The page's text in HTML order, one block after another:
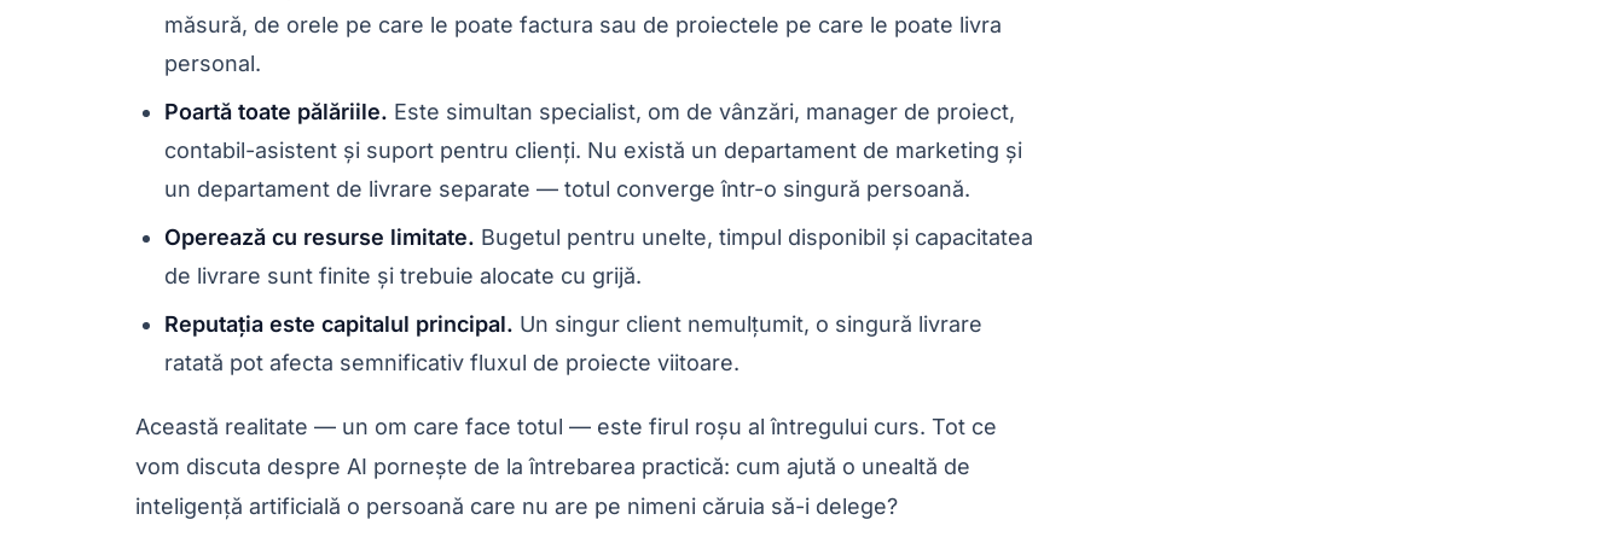
măsură, de orele pe care le poate factura sau de proiectele pe care le poate livra
personal.
Poartă toate pălăriile. Este simultan specialist, om de vânzări, manager de proiect,
contabil-asistent și suport pentru clienți. Nu există un departament de marketing și
un departament de livrare separate — totul converge într-o singură persoană.
Operează cu resurse limitate. Bugetul pentru unelte, timpul disponibil și capacitatea
de livrare sunt finite și trebuie alocate cu grijă.
Reputația este capitalul principal. Un singur client nemulțumit, o singură livrare
ratată pot afecta semnificativ fluxul de proiecte viitoare.
Această realitate — un om care face totul — este firul roșu al întregului curs. Tot ce
vom discuta despre AI pornește de la întrebarea practică: cum ajută o unealtă de
inteligență artificială o persoană care nu are pe nimeni căruia să-i delege?